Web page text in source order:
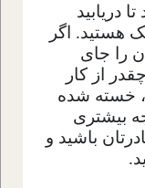
دریابید
هستید. اگر
را جای
از کار
خسته شده
بیشتری
باشید و